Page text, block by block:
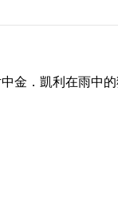
金．凱利在雨中